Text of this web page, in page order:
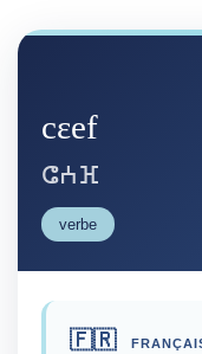
cɛef
ⵛⵄⴼ
verbe
🇫🇷